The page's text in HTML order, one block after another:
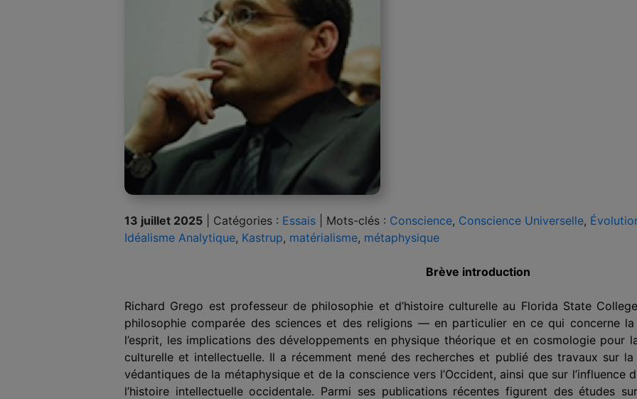
13 juillet 2025 Catégories : Essais Mots-clés : Conscience, Conscience Universelle,
Idéalisme Analytique, Kastrup, matérialisme, métaphysique
Brève introduction
Richard Grego est professeur de philosophie et d’histoire culturelle au Florida State
philosophie comparée des sciences et des religions — en particulier en ce qui concerne
l’esprit, les implications des développements en physique théorique et en cosmologie pour
culturelle et intellectuelle. Il a récemment mené des recherches et publié des travaux sur
védantiques de la métaphysique et de la conscience vers l’Occident, ainsi que sur l’influence
l’histoire intellectuelle occidentale. Parmi ses publications récentes figurent des études